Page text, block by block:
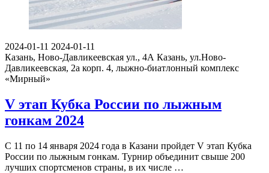
2024-01-11 2024-01-11
Казань, Ново-Давликеевская ул., 4А Казань, ул.Ново-
Давликеевская, 2а корп. 4, лыжно-биатлонный комплекс
«Мирный»
V этап Кубка России по лыжным
гонкам 2024
C 11 по 14 января 2024 года в Казани пройдет V этап Кубка
России по лыжным гонкам. Турнир объединит свыше 200
лучших спортсменов страны, в их числе …